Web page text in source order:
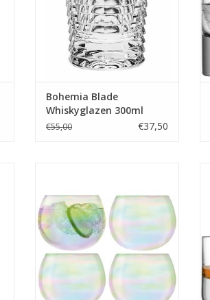
Bohemia Blade
Whiskyglazen 300ml
€55,00 €37,50
MEER INFO